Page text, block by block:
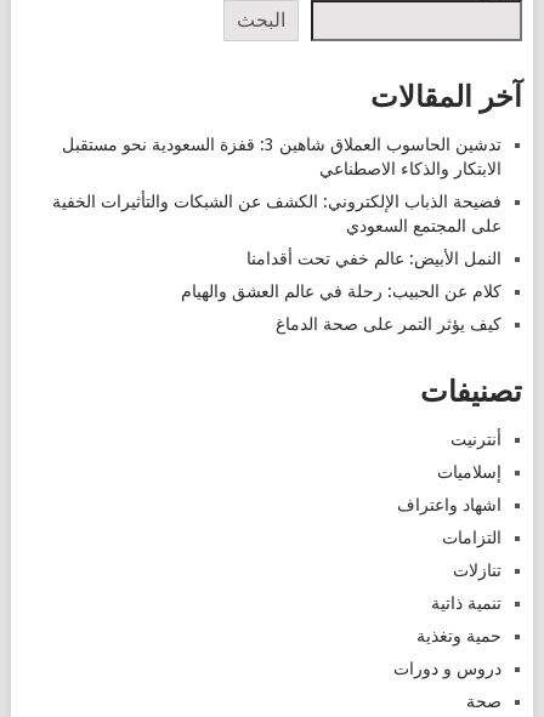
البحث
آخر المقالات
تدشين الحاسوب العملاق شاهين 3: قفزة السعودية نحو مستقبل
الابتكار والذكاء الاصطناعي
فضيحة الذباب الإلكتروني: الكشف عن الشبكات والتأثيرات الخفية
على المجتمع السعودي
النمل الأبيض: عالم خفي تحت أقدامنا
كلام عن الحبيب: رحلة في عالم العشق والهيام
كيف يؤثر التمر على صحة الدماغ
تصنيفات
أنترنيت
إسلاميات
اشهاد واعتراف
التزامات
تنازلات
تنمية ذاتية
حمية وتغذية
دروس و دورات
صحة